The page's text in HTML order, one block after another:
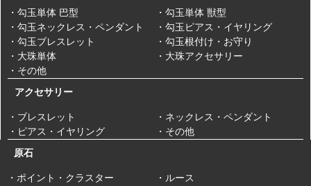
1/27
-新着商品 -
【 天然シトリン 勾玉 ブラジル産 】
1/26
-新着商品 -
今年も残すところあとわずかとなりました。
本年も皆様のご愛顧を賜りましたこと、心より感謝申し上げます。
ぬお引き立てのほどよろしくお願い申し上げます。
【 送料改定のお知らせ 】
2024/5/2
・勾玉単体 巴型
・勾玉単体 獣型
・勾玉ネックレス・ペンダント
・勾玉ピアス・イヤリング
・勾玉ブレスレット
・勾玉根付け・お守り
・大珠単体
・大珠アクセサリー
・その他
アクセサリー
・ブレスレット
・ネックレス・ペンダント
・ピアス・イヤリング
・その他
原石
・ポイント・クラスター
・ルース